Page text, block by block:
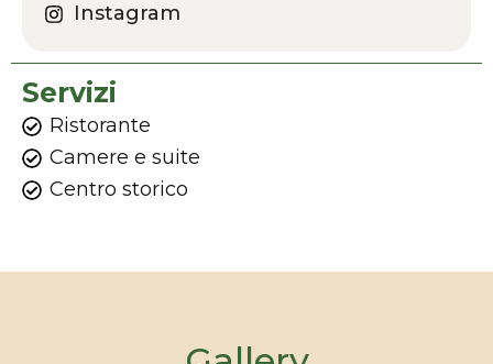
Instagram
Servizi
Ristorante
Camere e suite
Centro storico